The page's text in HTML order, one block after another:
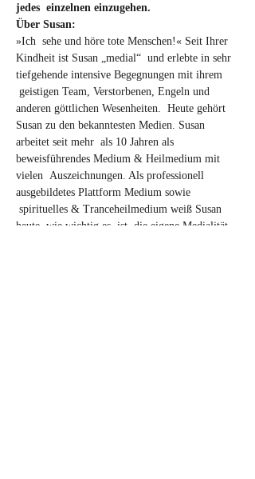
jedes  einzelnen einzugehen.
Über Susan:
»Ich  sehe und höre tote Menschen!« Seit Ihrer
Kindheit ist Susan „medial“  und erlebte in sehr
tiefgehende intensive Begegnungen mit ihrem
geistigen Team, Verstorbenen, Engeln und
anderen göttlichen Wesenheiten.  Heute gehört
Susan zu den bekanntesten Medien. Susan
arbeitet seit mehr  als 10 Jahren als
beweisführendes Medium & Heilmedium mit
vielen  Auszeichnungen. Als professionell
ausgebildetes Plattform Medium sowie
spirituelles & Tranceheilmedium weiß Susan
heute, wie wichtig es  ist, die eigene Medialität